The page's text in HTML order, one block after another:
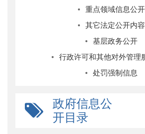
重点领域信息公开
其它法定公开内容
基层政务公开
行政许可和其他对外管理
处罚强制信息
政府信息公
开目录